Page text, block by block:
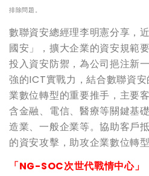
排除問題。
數聯資安總經理李明憲分享，
國安」，擴大企業的資安規範
投入資安防禦，為公司挹注新
強的ICT實戰力，結合數聯資
業數位轉型的重要推手，主要
含金融、電信、醫療等關鍵基
造業、一般企業等。協助客戶
的資安攻擊，助攻企業數位轉
「NG-SOC次世代戰情中心」